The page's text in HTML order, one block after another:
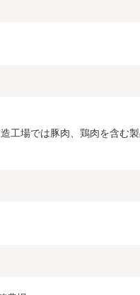
工場では豚肉、鶏肉を含む